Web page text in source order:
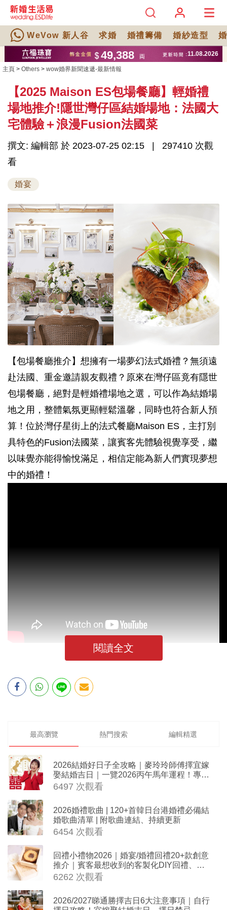
WeVow 新人谷 求婚 婚禮籌備 婚紗造型
主頁 > Others > wow婚界新聞速遞-最新情報
【2025 Maison ES包場餐廳】輕婚禮
場地推介!隱世灣仔區結婚場地：法國大
宅體驗＋浪漫Fusion法國菜
撰文: 編輯部 於 2023-07-25 02:15
297410 次觀
看
婚宴
【包場餐廳推介】想擁有一場夢幻法式婚禮？無須遠
赴法國、重金邀請親友觀禮？原來在灣仔區竟有隱世
包場餐廳，絕對是輕婚禮場地之選，可以作為結婚場
地之用，整體氣氛更顯輕鬆溫馨，同時也符合新人預
算！位於灣仔星街上的法式餐廳Maison ES，主打別
具特色的Fusion法國菜，讓賓客先體驗視覺享受，繼
以味覺亦能得愉悅滿足，相信定能為新人們實現夢想
中的婚禮！
閱讀全文
最高瀏覽 熱門搜索 編輯精選
2026結婚好日子全攻略｜麥玲玲師傅擇宜嫁
娶結婚吉日｜一覽2026丙午馬年運程！專業
擇日結婚+避開沖煞生肖指南
6497 次觀看
2026婚禮歌曲 | 120+首韓日台港婚禮必備結
婚歌曲清單 | 附歌曲連結、持續更新
6454 次觀看
回禮小禮物2026｜婚宴/婚禮回禮20+款創意
推介｜賓客最想收到的客製化DIY回禮、姊
妹禮物（持續更新）
6262 次觀看
2026/2027睇通勝擇吉日6大注意事項｜自行